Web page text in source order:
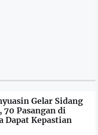
Gelar Sidang
Pasangan di
Dapat Kepastian